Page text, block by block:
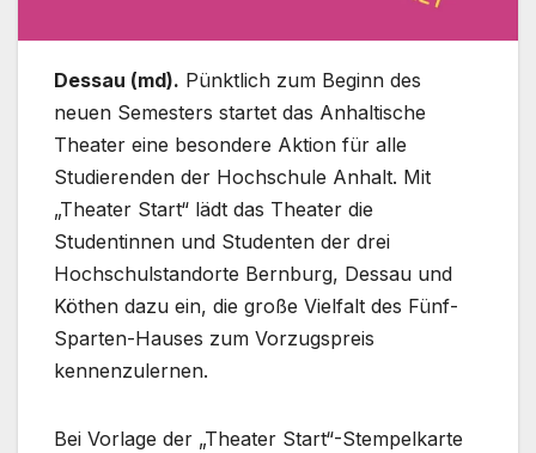
Dessau (md). Pünktlich zum Beginn des
neuen Semesters startet das Anhaltische
Theater eine besondere Aktion für alle
Studierenden der Hochschule Anhalt. Mit
„Theater Start“ lädt das Theater die
Studentinnen und Studenten der drei
Hochschulstandorte Bernburg, Dessau und
Köthen dazu ein, die große Vielfalt des Fünf-
Sparten-Hauses zum Vorzugspreis
kennenzulernen.
Bei Vorlage der „Theater Start“-Stempelkarte